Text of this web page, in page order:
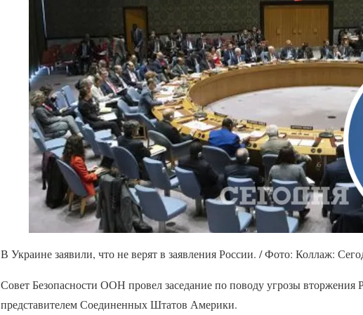
В Украине заявили, что не верят в заявления России. / Фото: Коллаж:
Совет Безопасности ООН провел заседание по поводу угрозы вторжения
представителем Соединенных Штатов Америки.